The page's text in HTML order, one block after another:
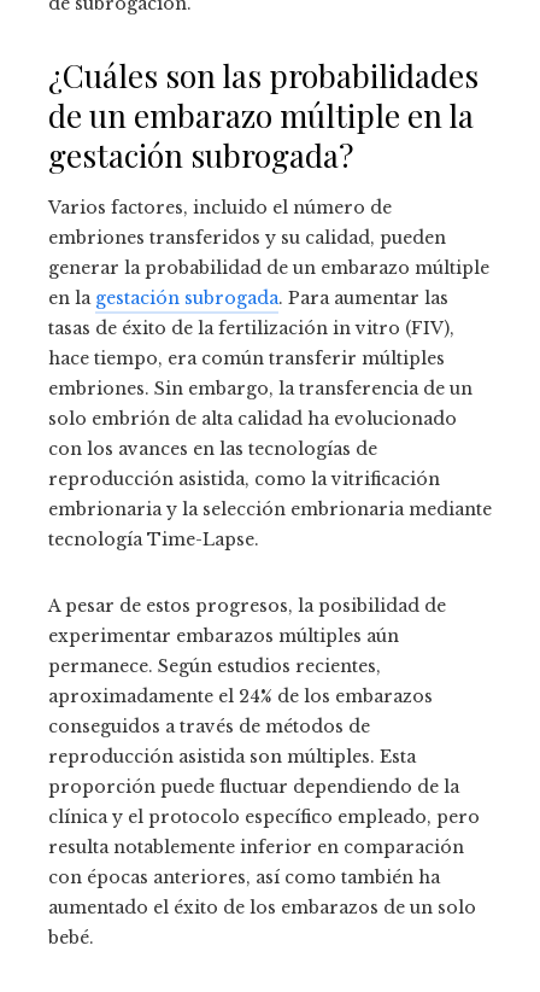
¿Cuáles son las probabilidades
de un embarazo múltiple en la
gestación subrogada?
Varios factores, incluido el número de
embriones transferidos y su calidad, pueden
generar la probabilidad de un embarazo múltiple
en la gestación subrogada. Para aumentar las
tasas de éxito de la fertilización in vitro (FIV),
hace tiempo, era común transferir múltiples
embriones. Sin embargo, la transferencia de un
solo embrión de alta calidad ha evolucionado
con los avances en las tecnologías de
reproducción asistida, como la vitrificación
embrionaria y la selección embrionaria mediante
tecnología Time-Lapse.
A pesar de estos progresos, la posibilidad de
experimentar embarazos múltiples aún
permanece. Según estudios recientes,
aproximadamente el 24% de los embarazos
conseguidos a través de métodos de
reproducción asistida son múltiples. Esta
proporción puede fluctuar dependiendo de la
clínica y el protocolo específico empleado, pero
resulta notablemente inferior en comparación
con épocas anteriores, así como también ha
aumentado el éxito de los embarazos de un solo
bebé.